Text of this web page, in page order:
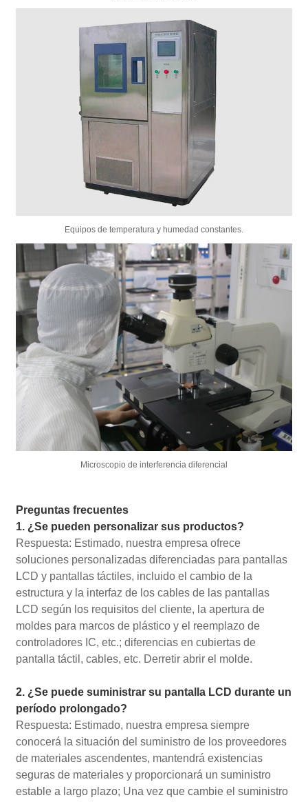
Equipos de temperatura y humedad constantes.
Microscopio de interferencia diferencial
Preguntas frecuentes
1. ¿Se pueden personalizar sus productos?
Respuesta: Estimado, nuestra empresa ofrece
soluciones personalizadas diferenciadas para pantallas
LCD y pantallas táctiles, incluido el cambio de la
estructura y la interfaz de los cables de las pantallas
LCD según los requisitos del cliente, la apertura de
moldes para marcos de plástico y el reemplazo de
controladores IC, etc.; diferencias en cubiertas de
pantalla táctil, cables, etc. Derretir abrir el molde.
2. ¿Se puede suministrar su pantalla LCD durante un
período prolongado?
Respuesta: Estimado, nuestra empresa siempre
conocerá la situación del suministro de los proveedores
de materiales ascendentes, mantendrá existencias
seguras de materiales y proporcionará un suministro
estable a largo plazo; Una vez que cambie el suministro